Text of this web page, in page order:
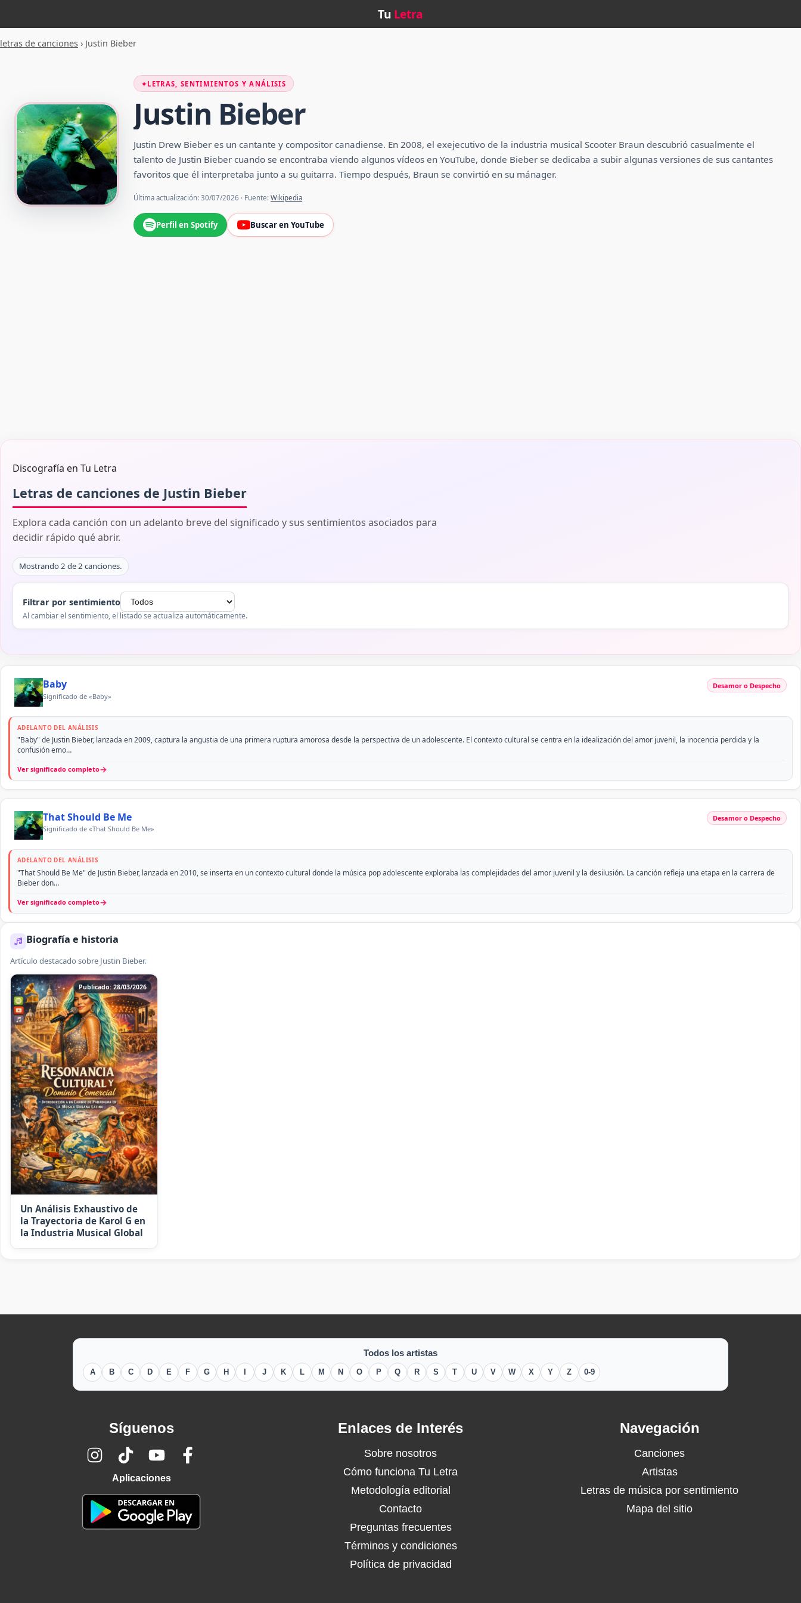
Tu Letra
letras de canciones › Justin Bieber
✦LETRAS, SENTIMIENTOS Y ANÁLISIS
Justin Bieber
Justin Drew Bieber es un cantante y compositor canadiense. En 2008, el exejecutivo de la industria musical Scooter Braun descubrió casualmente el
talento de Justin Bieber cuando se encontraba viendo algunos vídeos en YouTube, donde Bieber se dedicaba a subir algunas versiones de sus cantantes
favoritos que él interpretaba junto a su guitarra. Tiempo después, Braun se convirtió en su mánager.
Última actualización: 30/07/2026 · Fuente: Wikipedia
Perfil en Spotify Buscar en YouTube
Discografía en Tu Letra
Letras de canciones de Justin Bieber
Explora cada canción con un adelanto breve del significado y sus sentimientos asociados para
decidir rápido qué abrir.
Mostrando 2 de 2 canciones.
Filtrar por sentimiento
Al cambiar el sentimiento, el listado se actualiza automáticamente.
Baby
Significado de «Baby»
Desamor o Despecho
ADELANTO DEL ANÁLISIS
"Baby" de Justin Bieber, lanzada en 2009, captura la angustia de una primera ruptura amorosa desde la perspectiva de un adolescente. El contexto cultural se centra en la idealización del amor juvenil, la inocencia perdida y la
confusión emo…
Ver significado completo→
That Should Be Me
Significado de «That Should Be Me»
Desamor o Despecho
ADELANTO DEL ANÁLISIS
"That Should Be Me" de Justin Bieber, lanzada en 2010, se inserta en un contexto cultural donde la música pop adolescente exploraba las complejidades del amor juvenil y la desilusión. La canción refleja una etapa en la carrera de
Bieber don…
Ver significado completo→
Biografía e historia
Artículo destacado sobre Justin Bieber.
Publicado: 28/03/2026
Un Análisis Exhaustivo de
la Trayectoria de Karol G en
la Industria Musical Global
Todos los artistas
A B C D E F G H J K L M N O P Q R S T U V W X Y Z 0-9
Síguenos
Aplicaciones
Enlaces de Interés
Sobre nosotros
Cómo funciona Tu Letra
Metodología editorial
Contacto
Preguntas frecuentes
Términos y condiciones
Política de privacidad
Navegación
Canciones
Artistas
Letras de música por sentimiento
Mapa del sitio